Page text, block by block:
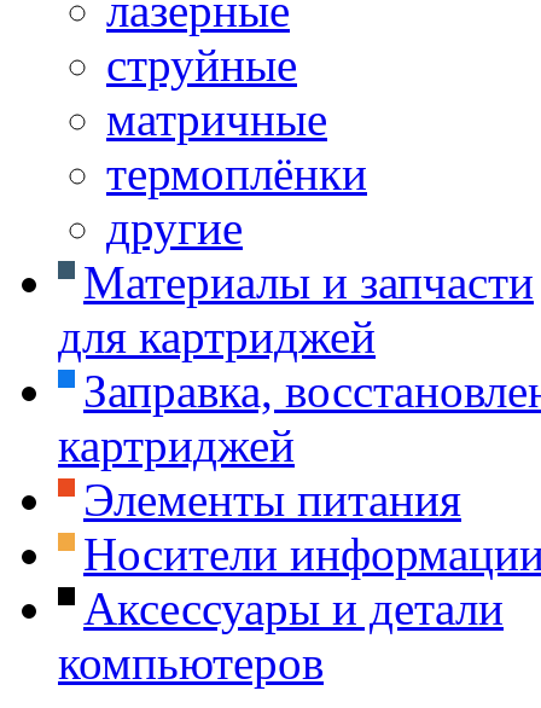
струйные
матричные
термоплёнки
другие
Материалы и запчасти
для картриджей
Заправка,
картриджей
Элементы питания
Носители
Аксессуары и детали
компьютеров